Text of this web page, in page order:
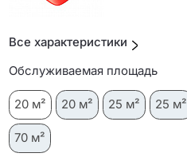
Все характеристики
Обслуживаемая площадь
20 м² 20 м² 25 м² 25 м²
70 м²